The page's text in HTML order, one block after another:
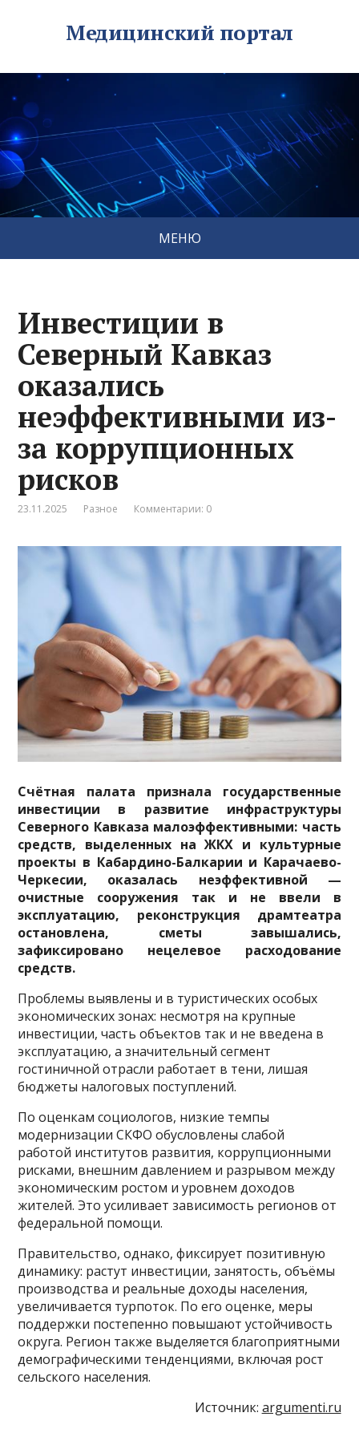
Медицинский портал
МЕНЮ
Инвестиции в
Северный Кавказ
оказались
неэффективными из-
за коррупционных
рисков
23.11.2025 Разное Комментарии: 0
Счётная палата признала государственные
инвестиции в развитие инфраструктуры
Северного Кавказа малоэффективными: часть
средств, выделенных на ЖКХ и культурные
проекты в Кабардино-Балкарии и Карачаево-
Черкесии, оказалась неэффективной —
очистные сооружения так и не ввели в
эксплуатацию, реконструкция драмтеатра
остановлена, сметы завышались,
зафиксировано нецелевое расходование
средств.
Проблемы выявлены и в туристических особых
экономических зонах: несмотря на крупные
инвестиции, часть объектов так и не введена в
эксплуатацию, а значительный сегмент
гостиничной отрасли работает в тени, лишая
бюджеты налоговых поступлений.
По оценкам социологов, низкие темпы
модернизации СКФО обусловлены слабой
работой институтов развития, коррупционными
рисками, внешним давлением и разрывом между
экономическим ростом и уровнем доходов
жителей. Это усиливает зависимость регионов от
федеральной помощи.
Правительство, однако, фиксирует позитивную
динамику: растут инвестиции, занятость, объёмы
производства и реальные доходы населения,
увеличивается турпоток. По его оценке, меры
поддержки постепенно повышают устойчивость
округа. Регион также выделяется благоприятными
демографическими тенденциями, включая рост
сельского населения.
Источник: argumenti.ru